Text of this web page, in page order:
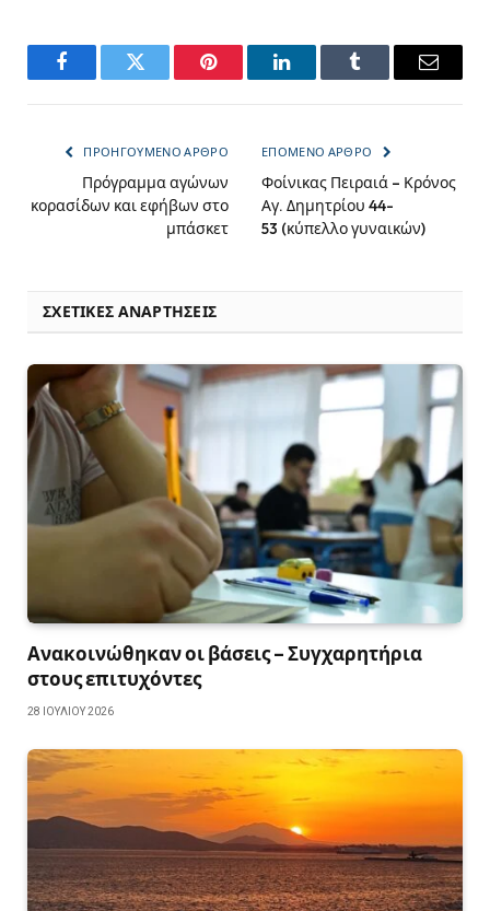
FacebookTwitter Pinterest LinkedInTumblr Email
ΠΡΟΗΓΟΎΜΕΝΟ ΆΡΘΡΟ
Πρόγραμμα αγώνων
κορασίδων και εφήβων στο
μπάσκετ
ΕΠΌΜΕΝΟ ΆΡΘΡΟ
Φοίνικας Πειραιά – Κρόνος
Αγ. Δημητρίου 44-
53 (κύπελλο γυναικών)
ΣΧΕΤΙΚΈΣ ΑΝΑΡΤΉΣΕΙΣ
Ανακοινώθηκαν οι βάσεις – Συγχαρητήρια
στους επιτυχόντες
28 ΙΟΥΛΊΟΥ 2026